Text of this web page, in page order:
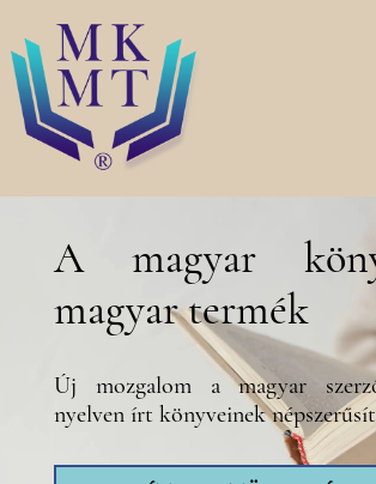
A magyar
magyar termék
Új mozgalom a magyar
nyelven írt könyveinek